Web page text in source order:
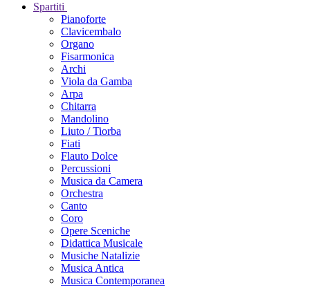
Spartiti
Pianoforte
Clavicembalo
Organo
Fisarmonica
Archi
Viola da Gamba
Arpa
Chitarra
Mandolino
Liuto / Tiorba
Fiati
Flauto Dolce
Percussioni
Musica da Camera
Orchestra
Canto
Coro
Opere Sceniche
Didattica Musicale
Musiche Natalizie
Musica Antica
Musica Contemporanea